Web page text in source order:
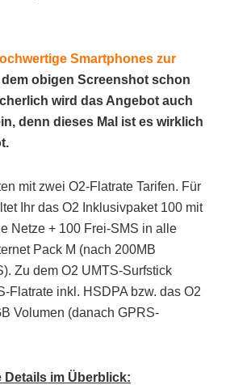
Smartphones zur
dem obigen Screenshot schon
wird das Angebot auch
denn dieses Mal ist es wirklich
mit zwei O2-Flatrate Tarifen. Für
Ihr das O2 Inklusivpaket 100 mit
Netze + 100 Frei-SMS in alle
Pack M (nach 200MB
Zu dem O2 UMTS-Surfstick
Flatrate inkl. HSDPA bzw. das O2
Volumen (danach GPRS-
Details im Überblick: